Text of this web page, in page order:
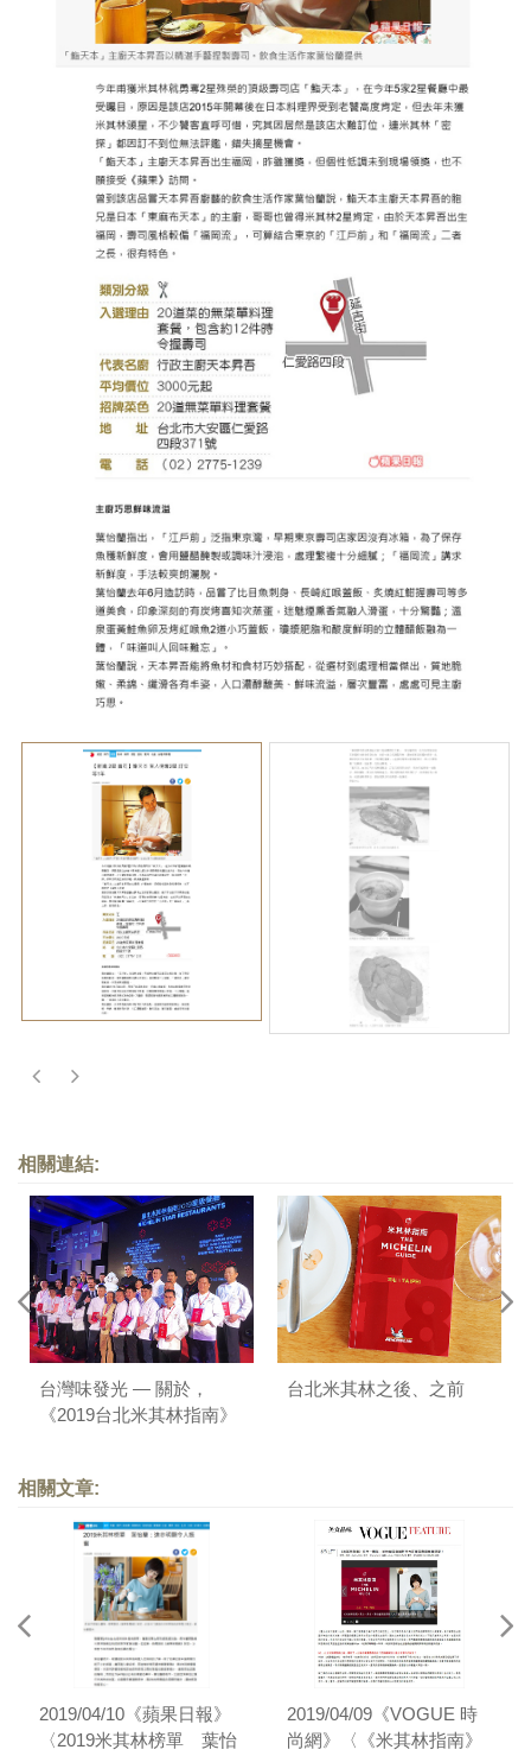
合作與代言
訂閱電子報
相關連結:
台灣味發光 — 關於，
《2019台北米其林指南》
台北米其林之後、之前
相關文章:
2019/04/10《蘋果日報》
〈2019米其林榜單 葉怡
2019/04/09《VOGUE 時
尚網》〈《米其林指南》